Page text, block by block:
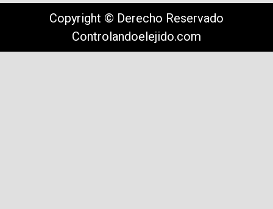
Copyright © Derecho Reservado
Controlandoelejido.com